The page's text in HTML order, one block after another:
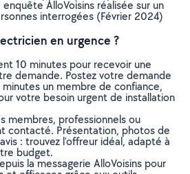
enquête AlloVoisins réalisée sur un
interrogées (Février 2024)
en urgence ?
10 minutes pour recevoir une
demande. Postez votre demande
un membre de confiance,
votre besoin urgent de installation
membres, professionnels ou
contacté. Présentation, photos de
: trouvez l'offreur idéal, adapté à
budget.
la messagerie AlloVoisins pour